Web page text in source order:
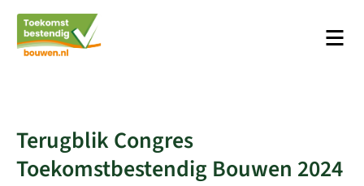
Menu
Terugblik Congres
Toekomstbestendig Bouwen 2024